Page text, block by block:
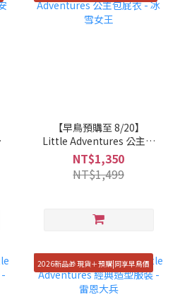
【早鳥預購至 8/20】
Little Adventures 公主包
屁衣 - 冰雪女王
NT$1,350
NT$1,499
2026新品🎁 現貨＋預購|同享早鳥價